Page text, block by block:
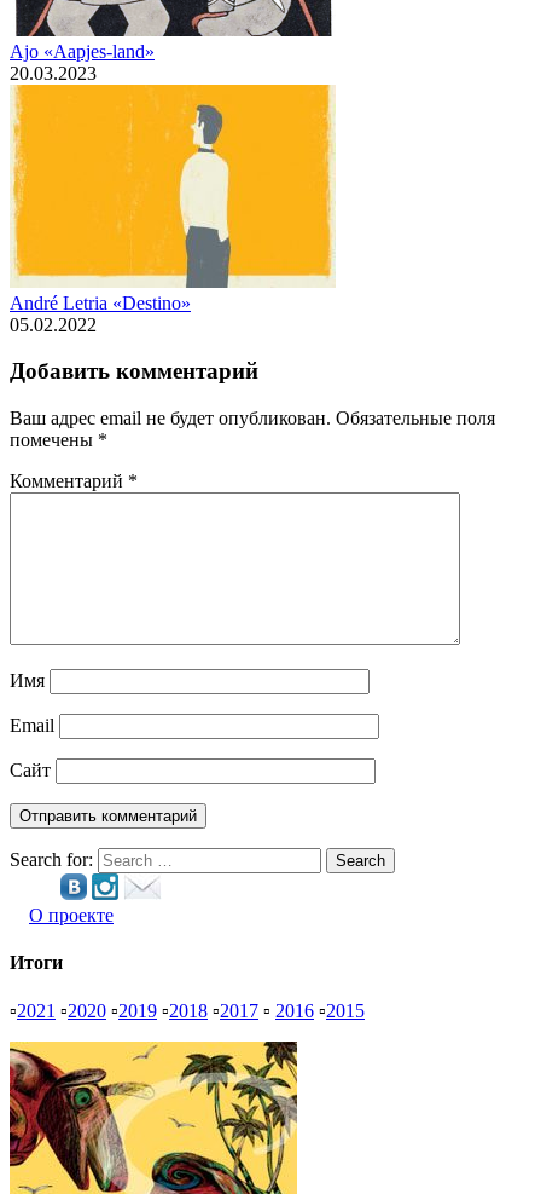
Ajo «Aapjes-land»
20.03.2023
André Letria «Destino»
05.02.2022
Добавить комментарий
Ваш адрес email не будет опубликован. Обязательные поля
помечены *
Комментарий *
Имя
Email
Сайт
Search for: Search
О проекте
Итоги
▫2021 ▫2020 ▫2019 ▫2018 ▫2017 ▫ 2016 ▫2015